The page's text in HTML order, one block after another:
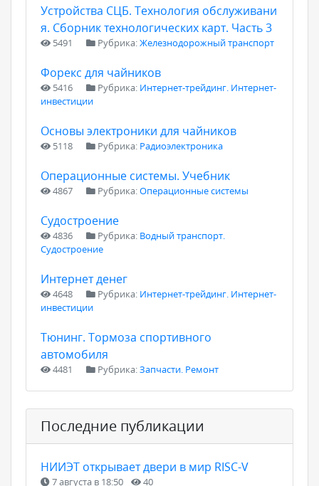
Устройства СЦБ. Технология обслуживани
я. Сборник технологических карт. Часть 3
5491 Рубрика:Железнодорожный транспорт
Форекс для чайников
5416 Рубрика: Интернет-трейдинг. Интернет-
инвестиции
Основы электроники для чайников
5118 Рубрика: Радиоэлектроника
Операционные системы. Учебник
4867 Рубрика:Операционные системы
Судостроение
4836 Рубрика: Водный транспорт.
Судостроение
Интернет денег
4648 Рубрика: Интернет-трейдинг. Интернет-
инвестиции
Тюнинг. Тормоза спортивного
автомобиля
4481 Рубрика:Запчасти. Ремонт
Последние публикации
НИИЭТ открывает двери в мир RISC-V
7 августа в 18:50 40